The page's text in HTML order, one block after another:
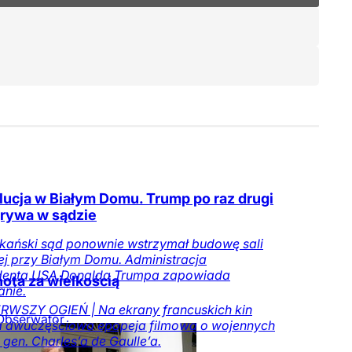
w Białym Domu. Trump po raz drugi
w sądzie
sąd ponownie wstrzymał budowę sali
przy Białym Domu. Administracja
USA Donalda Trumpa zapowiada
za wielkością
OGIEŃ | Na ekrany francuskich kin
dwuczęściowa epopeja filmowa o wojennych
Charles’a de Gaulle’a.